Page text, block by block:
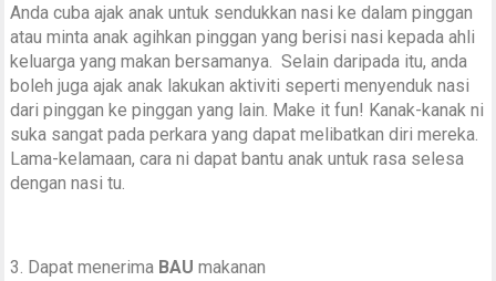
Anda cuba ajak anak untuk sendukkan nasi ke dalam pinggan
atau minta anak agihkan pinggan yang berisi nasi kepada ahli
keluarga yang makan bersamanya. Selain daripada itu, anda
boleh juga ajak anak lakukan aktiviti seperti menyenduk nasi
dari pinggan ke pinggan yang lain. Make it fun! Kanak-kanak ni
suka sangat pada perkara yang dapat melibatkan diri mereka.
Lama-kelamaan, cara ni dapat bantu anak untuk rasa selesa
dengan nasi tu.
3. Dapat menerima BAUmakanan